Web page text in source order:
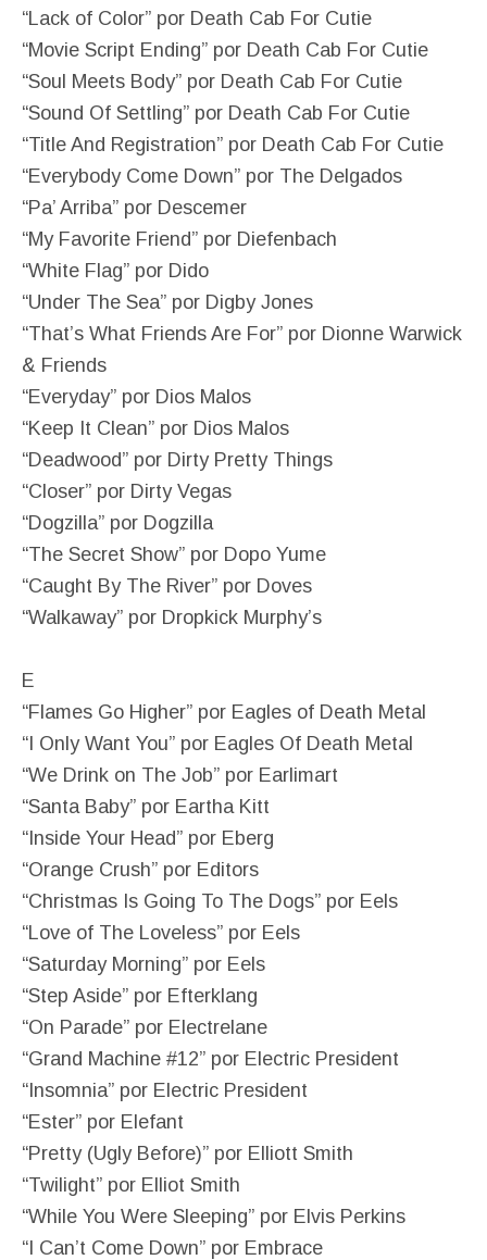
“Lack of Color” por Death Cab For Cutie
“Movie Script Ending” por Death Cab For Cutie
“Soul Meets Body” por Death Cab For Cutie
“Sound Of Settling” por Death Cab For Cutie
“Title And Registration” por Death Cab For Cutie
“Everybody Come Down” por The Delgados
“Pa’ Arriba” por Descemer
“My Favorite Friend” por Diefenbach
“White Flag” por Dido
“Under The Sea” por Digby Jones
“That’s What Friends Are For” por Dionne Warwick
& Friends
“Everyday” por Dios Malos
“Keep It Clean” por Dios Malos
“Deadwood” por Dirty Pretty Things
“Closer” por Dirty Vegas
“Dogzilla” por Dogzilla
“The Secret Show” por Dopo Yume
“Caught By The River” por Doves
“Walkaway” por Dropkick Murphy’s
E
“Flames Go Higher” por Eagles of Death Metal
“I Only Want You” por Eagles Of Death Metal
“We Drink on The Job” por Earlimart
“Santa Baby” por Eartha Kitt
“Inside Your Head” por Eberg
“Orange Crush” por Editors
“Christmas Is Going To The Dogs” por Eels
“Love of The Loveless” por Eels
“Saturday Morning” por Eels
“Step Aside” por Efterklang
“On Parade” por Electrelane
“Grand Machine #12” por Electric President
“Insomnia” por Electric President
“Ester” por Elefant
“Pretty (Ugly Before)” por Elliott Smith
“Twilight” por Elliot Smith
“While You Were Sleeping” por Elvis Perkins
“I Can’t Come Down” por Embrace